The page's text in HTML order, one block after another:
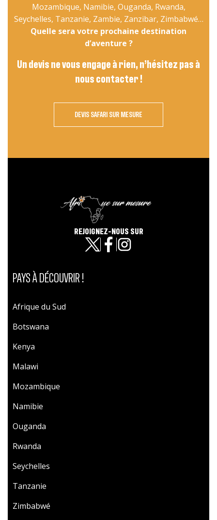
Mozambique, Namibie, Ouganda, Rwanda,
Seychelles, Tanzanie, Zambie, Zanzibar, Zimbabwé…
Quelle sera votre prochaine destination
d’aventure ?
Un devis ne vous engage à rien, n’hésitez pas à
nous contacter !
DEVIS SAFARI SUR MESURE
REJOIGNEZ-NOUS SUR
PAYS À DÉCOUVRIR !
Afrique du Sud
Botswana
Kenya
Malawi
Mozambique
Namibie
Ouganda
Rwanda
Seychelles
Tanzanie
Zimbabwé